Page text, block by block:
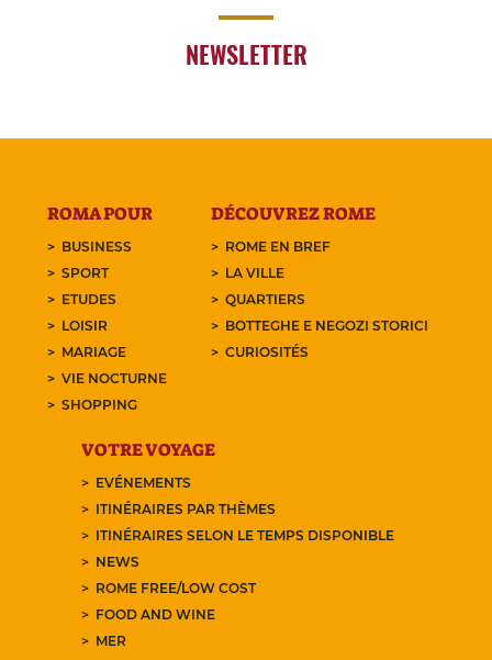
NEWSLETTER
ROMA POUR
BUSINESS
SPORT
ETUDES
LOISIR
MARIAGE
VIE NOCTURNE
SHOPPING
DÉCOUVREZ ROME
ROME EN BREF
LA VILLE
QUARTIERS
BOTTEGHE E NEGOZI STORICI
CURIOSITÉS
VOTRE VOYAGE
EVÉNEMENTS
ITINÉRAIRES PAR THÈMES
ITINÉRAIRES SELON LE TEMPS DISPONIBLE
NEWS
ROME FREE/LOW COST
FOOD AND WINE
MER